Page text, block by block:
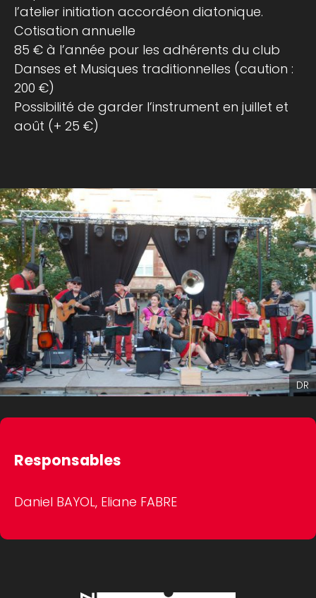
l’atelier initiation accordéon diatonique.
Cotisation annuelle
85 € à l’année pour les adhérents du club
Danses et Musiques traditionnelles (caution :
200 €)
Possibilité de garder l’instrument en juillet et
août (+ 25 €)
DR
Responsables
Daniel BAYOL, Eliane FABRE